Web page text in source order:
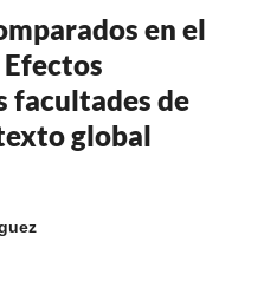
en el
facultades de
global